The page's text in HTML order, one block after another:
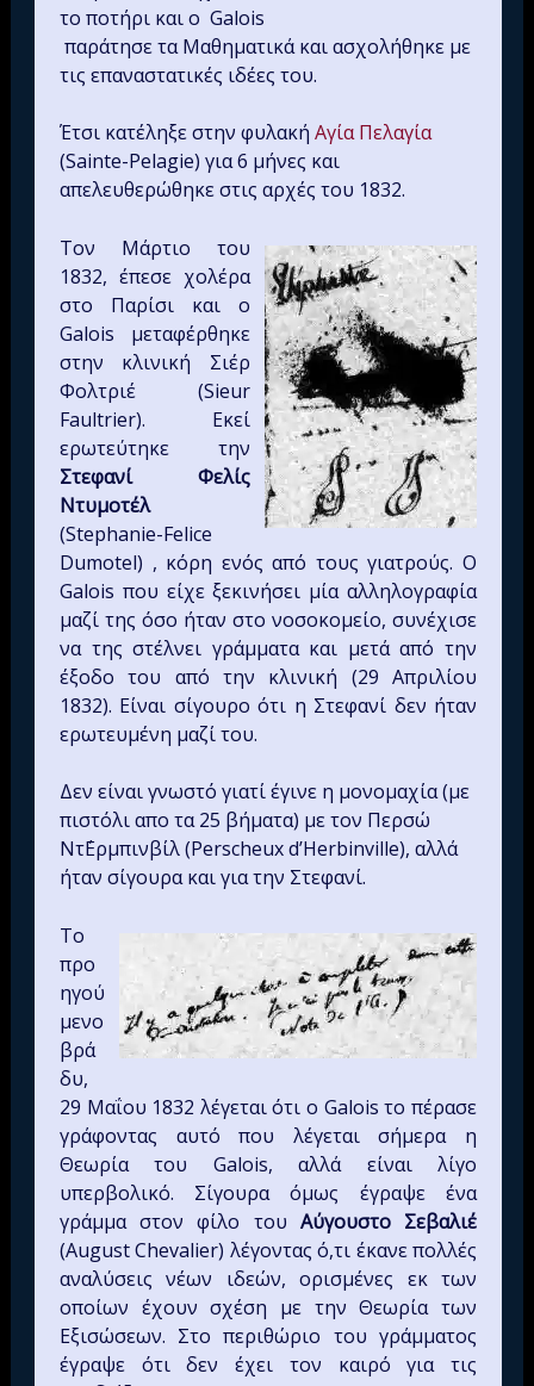
το ποτήρι και ο Galois
παράτησε τα Μαθηματικά και ασχολήθηκε με
τις επαναστατικές ιδέες του.
Έτσι κατέληξε στην φυλακή Αγία Πελαγία
(Sainte-Pelagie) για 6 μήνες και
απελευθερώθηκε στις αρχές του 1832.
Τον Μάρτιο του
1832, έπεσε χολέρα
στο Παρίσι και ο
Galois μεταφέρθηκε
στην κλινική Σιέρ
Φολτριέ (Sieur
Faultrier). Εκεί
ερωτεύτηκε την
Στεφανί Φελίς
Nτυμοτέλ
(Stephanie-Felice
Dumotel) , κόρη ενός από τους γιατρούς. Ο
Galois που είχε ξεκινήσει μία αλληλογραφία
μαζί της όσο ήταν στο νοσοκομείο, συνέχισε
να της στέλνει γράμματα και μετά από την
έξοδο του από την κλινική (29 Απριλίου
1832). Είναι σίγουρο ότι η Στεφανί δεν ήταν
ερωτευμένη μαζί του.
Δεν είναι γνωστό γιατί έγινε η μονομαχία (με
πιστόλι απο τα 25 βήματα) με τον Περσώ
Ντ΄Ερμπινβίλ (Perscheux d’Herbinville), αλλά
ήταν σίγουρα και για την Στεφανί.
Το
προ
ηγού
μενο
βρά
δυ,
29 Μαΐου 1832 λέγεται ότι ο Galois το πέρασε
γράφοντας αυτό που λέγεται σήμερα η
Θεωρία του Galois, αλλά είναι λίγο
υπερβολικό. Σίγουρα όμως έγραψε ένα
γράμμα στον φίλο του Αύγουστο Σεβαλιέ
(August Chevalier) λέγοντας ό,τι έκανε πολλές
αναλύσεις νέων ιδεών, ορισμένες εκ των
οποίων έχουν σχέση με την Θεωρία των
Εξισώσεων. Στο περιθώριο του γράμματος
έγραψε ότι δεν έχει τον καιρό για τις